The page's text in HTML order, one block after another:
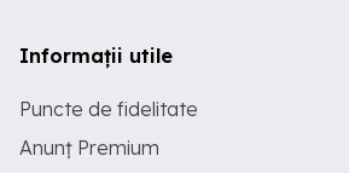
Informații utile
Puncte de fidelitate
Anunț Premium